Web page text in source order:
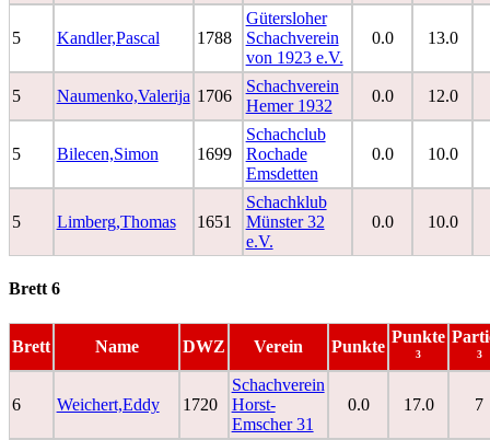
5 Kandler,Pascal 1788
Gütersloher
Schachverein
von 1923 e.V.
0.0 13.0
5 Naumenko,Valerija 1706
Schachverein
Hemer 1932
0.0 12.0
5 Bilecen,Simon 1699
Schachclub
Rochade
Emsdetten
0.0 10.0
5 Limberg,Thomas 1651
Schachklub
Münster 32
e.V.
0.0 10.0
Brett 6
Brett Name DWZ Verein Punkte
Punkte
³
³
6 Weichert,Eddy 1720
Schachverein
Horst-
Emscher 31
0.0 17.0 7